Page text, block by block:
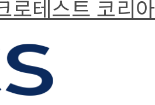
로테스트 코리아